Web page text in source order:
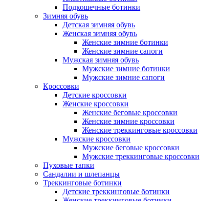
Подкошечные ботинки
Зимняя обувь
Детская зимняя обувь
Женская зимняя обувь
Женские зимние ботинки
Женские зимние сапоги
Мужская зимняя обувь
Мужские зимние ботинки
Мужские зимние сапоги
Кроссовки
Детские кроссовки
Женские кроссовки
Женские беговые кроссовки
Женские зимние кроссовки
Женские треккинговые кроссовки
Мужские кроссовки
Мужские беговые кроссовки
Мужские треккинговые кроссовки
Пуховые тапки
Сандалии и шлепанцы
Треккинговые ботинки
Детские треккинговые ботинки